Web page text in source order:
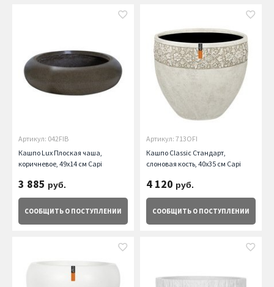
Артикул: 042FIB
Кашпо Lux Плоская чаша,
коричневое, 49х14 см Capi
3 885 руб.
СООБЩИТЬ О ПОСТУПЛЕНИИ
Артикул: 713OFI
Кашпо Classic Стандарт,
слоновая кость, 40х35 см Capi
4 120 руб.
СООБЩИТЬ О ПОСТУПЛЕНИИ